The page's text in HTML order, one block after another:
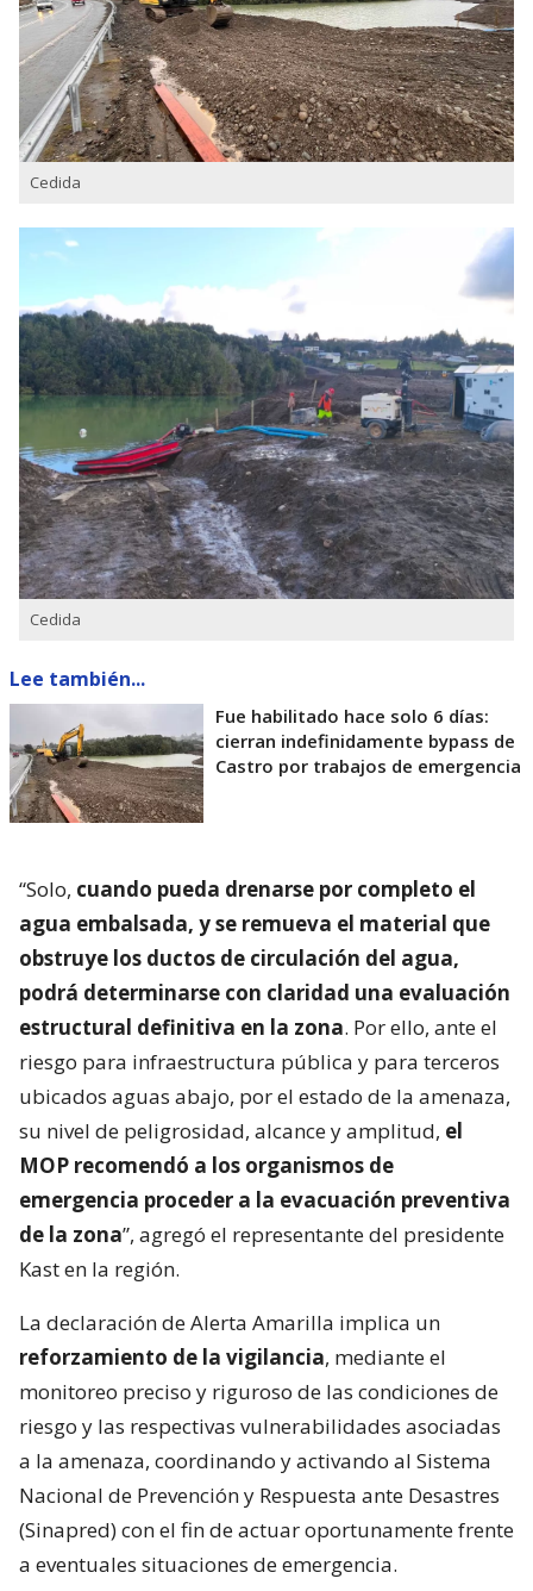
Cedida
Cedida
Lee también...
Fue habilitado hace solo 6 días:
cierran indefinidamente bypass de
Castro por trabajos de emergencia
“Solo, cuando pueda drenarse por completo el
agua embalsada, y se remueva el material que
obstruye los ductos de circulación del agua,
podrá determinarse con claridad una evaluación
estructural definitiva en la zona. Por ello, ante el
riesgo para infraestructura pública y para terceros
ubicados aguas abajo, por el estado de la amenaza,
su nivel de peligrosidad, alcance y amplitud, el
MOP recomendó a los organismos de
emergencia proceder a la evacuación preventiva
de la zona”, agregó el representante del presidente
Kast en la región.
La declaración de Alerta Amarilla implica un
reforzamiento de la vigilancia, mediante el
monitoreo preciso y riguroso de las condiciones de
riesgo y las respectivas vulnerabilidades asociadas
a la amenaza, coordinando y activando al Sistema
Nacional de Prevención y Respuesta ante Desastres
(Sinapred) con el fin de actuar oportunamente frente
a eventuales situaciones de emergencia.